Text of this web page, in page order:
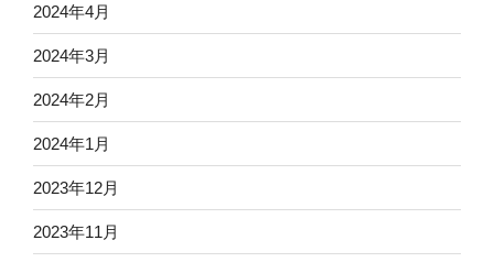
2024年4月
2024年3月
2024年2月
2024年1月
2023年12月
2023年11月